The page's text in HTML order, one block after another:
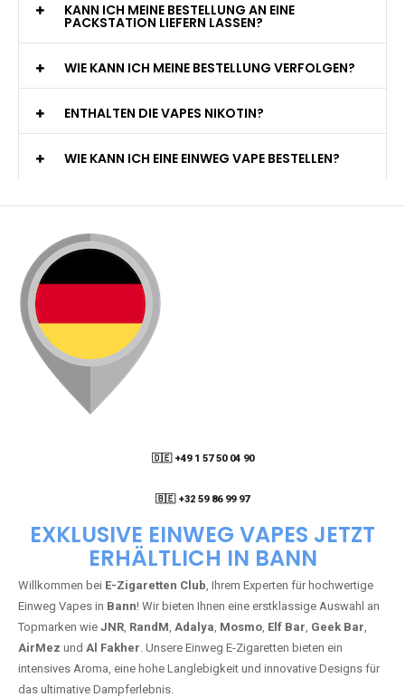
KANN ICH MEINE BESTELLUNG AN EINE
PACKSTATION LIEFERN LASSEN?
WIE KANN ICH MEINE BESTELLUNG VERFOLGEN?
ENTHALTEN DIE VAPES NIKOTIN?
WIE KANN ICH EINE EINWEG VAPE BESTELLEN?
🇩🇪 +49 1 57 50 04 90
🇧🇪 +32 59 86 99 97
EXKLUSIVE EINWEG VAPES JETZT
ERHÄLTLICH IN BANN
Willkommen bei E-Zigaretten Club, Ihrem Experten für hochwertige
Einweg Vapes in Bann! Wir bieten Ihnen eine erstklassige Auswahl an
Topmarken wie JNR, RandM, Adalya, Mosmo, Elf Bar, Geek Bar,
AirMez und Al Fakher. Unsere Einweg E-Zigaretten bieten ein
intensives Aroma, eine hohe Langlebigkeit und innovative Designs für
das ultimative Dampferlebnis.